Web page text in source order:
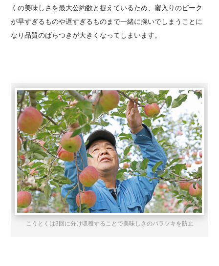
くの美味しさを最大公約数と捉えているため、蜜入りのピーク
が早すぎるものや遅すぎるものまで一緒に捥いでしまうことに
なり品質のばらつきが大きくなってしまいます。
こうとくは3回に分け収穫することで美味しさのバラツキを防止